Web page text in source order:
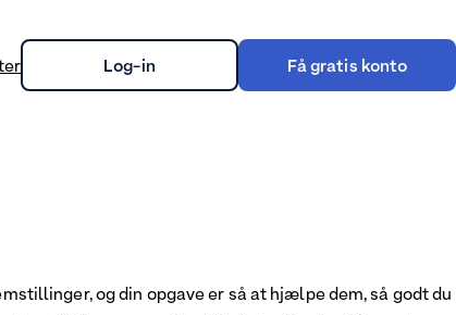
Log-in Få gratis konto
og din opgave er så at hjælpe dem, så godt du